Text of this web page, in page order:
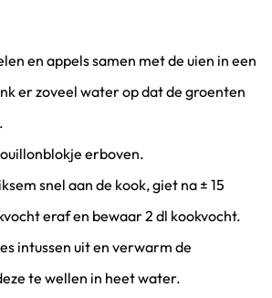
aan te vinken
en appels samen met de uien in een
er zoveel water op dat de groenten
aan te vinken
erboven.
aan te vinken
snel aan de kook, giet na ± 15
eraf en bewaar 2 dl kookvocht.
aan te vinken
intussen uit en verwarm de
te wellen in heet water.